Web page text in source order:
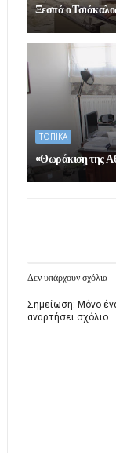
Ξεσπά ο
ΤΟΠΙΚΑ
«Θωράκιση της
Δεν υπάρχουν σχόλια
Σημείωση: Μόνο
αναρτήσει σχόλιο.